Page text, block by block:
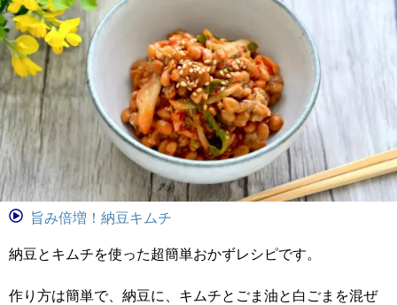
旨み倍増！納豆キムチ
納豆とキムチを使った超簡単おかずレシピです。
作り方は簡単で、納豆に、キムチとごま油と白ごまを混ぜ